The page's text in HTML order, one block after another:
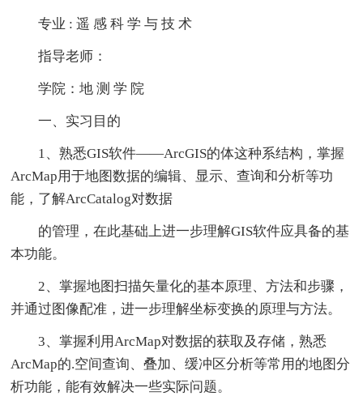
专业 : 遥 感 科 学 与 技 术
指导老师：
学院：地 测 学 院
一、实习目的
1、熟悉GIS软件——ArcGIS的体这种系结构，掌握
ArcMap用于地图数据的编辑、显示、查询和分析等功
能，了解ArcCatalog对数据
的管理，在此基础上进一步理解GIS软件应具备的基
本功能。
2、掌握地图扫描矢量化的基本原理、方法和步骤，
并通过图像配准，进一步理解坐标变换的原理与方法。
3、掌握利用ArcMap对数据的获取及存储，熟悉
ArcMap的.空间查询、叠加、缓冲区分析等常用的地图分
析功能，能有效解决一些实际问题。